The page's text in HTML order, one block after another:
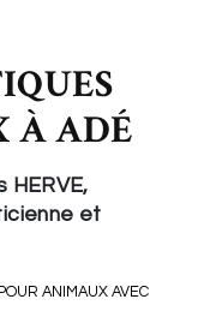
À ADÉ
HERVE,
et
ANIMAUX AVEC